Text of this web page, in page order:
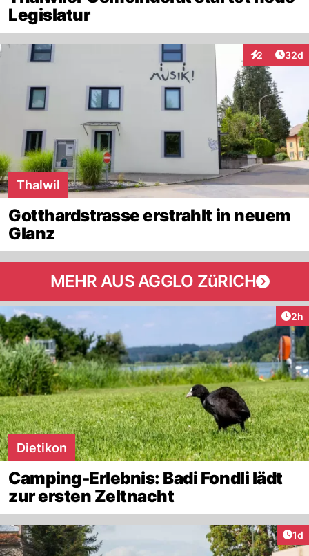
Legislatur
2
Interaktionen
32d
Thalwil
Gotthardstrasse erstrahlt in neuem
Glanz
MEHR AUS AGGLO ZüRICH
2h
Dietikon
Camping-Erlebnis: Badi Fondli lädt
zur ersten Zeltnacht
1d